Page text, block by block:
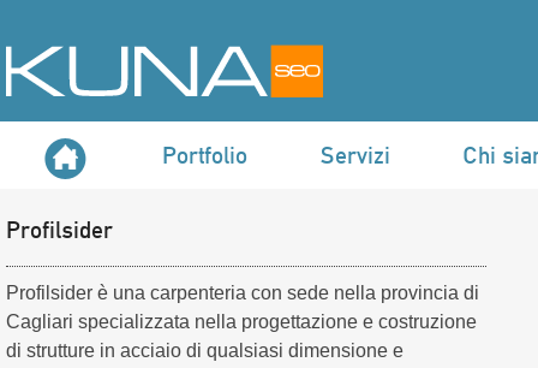
Portfolio Servizi Chi
Profilsider
Profilsider è una carpenteria con sede nella provincia di
Cagliari specializzata nella progettazione e costruzione
di strutture in acciaio di qualsiasi dimensione e